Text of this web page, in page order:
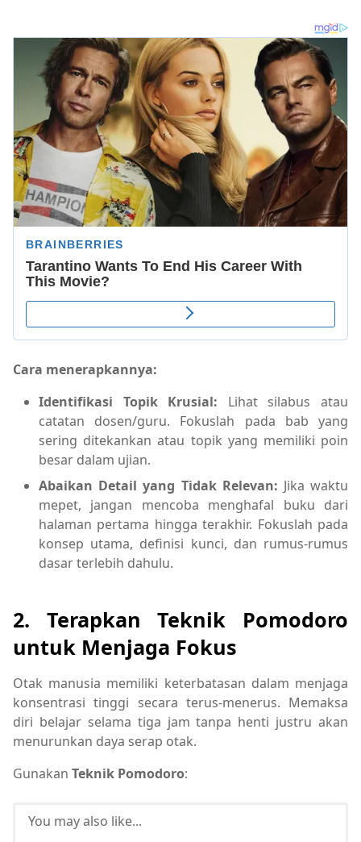
Cara menerapkannya:
Identifikasi Topik Krusial: Lihat silabus atau
catatan dosen/guru. Fokuslah pada bab yang
sering ditekankan atau topik yang memiliki poin
besar dalam ujian.
Abaikan Detail yang Tidak Relevan: Jika waktu
mepet, jangan mencoba menghafal buku dari
halaman pertama hingga terakhir. Fokuslah pada
konsep utama, definisi kunci, dan rumus-rumus
dasar terlebih dahulu.
2. Terapkan Teknik Pomodoro
untuk Menjaga Fokus
Otak manusia memiliki keterbatasan dalam menjaga
konsentrasi tinggi secara terus-menerus. Memaksa
diri belajar selama tiga jam tanpa henti justru akan
menurunkan daya serap otak.
Gunakan Teknik Pomodoro:
You may also like...